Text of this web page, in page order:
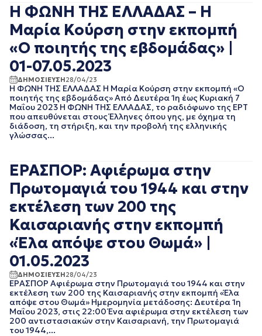
ΜΑΙΟΣ 2018
ΑΠΡΙΛΙΟΣ 2018
ΜΑΡΤΙΟΣ 2018
ΦΕΒΡΟΥΑΡΙΟΣ 2018
ΙΑΝΟΥΑΡΙΟΣ 2018
ΔΕΚΕΜΒΡΙΟΣ 2017
ΟΚΤΩΒΡΙΟΣ 2017
ΣΕΠΤΕΜΒΡΙΟΣ 2017
ΑΥΓΟΥΣΤΟΣ 2017
ΙΟΥΛΙΟΣ 2017
ΑΠΡΙΛΙΟΣ 2017
ΜΑΡΤΙΟΣ 2017
ΦΕΒΡΟΥΑΡΙΟΣ 2017
ΙΑΝΟΥΑΡΙΟΣ 2017
ΔΕΚΕΜΒΡΙΟΣ 2016
ΝΟΕΜΒΡΙΟΣ 2016
ΟΚΤΩΒΡΙΟΣ 2016
ΣΕΠΤΕΜΒΡΙΟΣ 2016
ΙΟΥΝΙΟΣ 2016
ΟΚΤΩΒΡΙΟΣ 2015
Η ΦΩΝΗ ΤΗΣ ΕΛΛΑΔΑΣ – Η
Μαρία Κούρση στην εκπομπή
«Ο ποιητής της εβδομάδας» |
01-07.05.2023
ΔΗΜΟΣΙΕΥΣΗ28/04/23
Η ΦΩΝΗ ΤΗΣ ΕΛΛΑΔΑΣ Η Μαρία Κούρση στην εκπομπή «Ο
ποιητής της εβδομάδας» Από Δευτέρα 1η έως Κυριακή 7
Μαΐου 2023 Η ΦΩΝΗ ΤΗΣ ΕΛΛΑΔΑΣ, το ραδιόφωνο της ΕΡΤ
που απευθύνεται στους Έλληνες όπου γης, με όχημα τη
διάδοση, τη στήριξη, και την προβολή της ελληνικής
γλώσσας...
ΕΡΑΣΠΟΡ: Αφιέρωμα στην
Πρωτομαγιά του 1944 και στην
εκτέλεση των 200 της
Καισαριανής στην εκπομπή
«Έλα απόψε στου Θωμά» |
01.05.2023
ΔΗΜΟΣΙΕΥΣΗ28/04/23
ΕΡΑΣΠΟΡ Αφιέρωμα στην Πρωτομαγιά του 1944 και στην
εκτέλεση των 200 της Καισαριανής στην εκπομπή «Έλα
απόψε στου Θωμά» Ημερομηνία μετάδοσης: Δευτέρα 1η
Μαΐου 2023, στις 22:00 Ένα αφιέρωμα στην εκτέλεση των
200 αντιστασιακών στην Καισαριανή, την Πρωτομαγιά
του 1944,...